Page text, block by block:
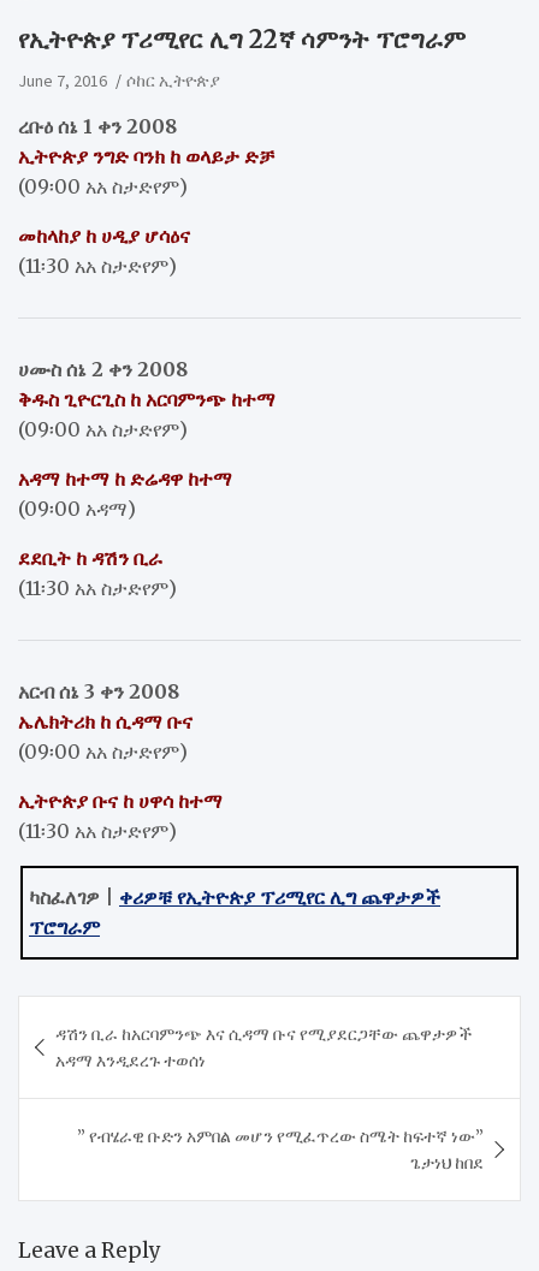
የኢትዮጵያ ፕሪሚየር ሊግ 22ኛ ሳምንት ፕሮግራም
June 7, 2016 ሶከር ኢትዮጵያ
ረቡዕ ሰኔ 1 ቀን 2008
ኢትዮጵያ ንግድ ባንክ ከ ወላይታ ድቻ
(09፡00 አአ ስታድየም)
መከላከያ ከ ሀዲያ ሆሳዕና
(11፡30 አአ ስታድየም)
ሀሙስ ሰኔ 2 ቀን 2008
ቅዱስ ጊዮርጊስ ከ አርባምንጭ ከተማ
(09፡00 አአ ስታድየም)
አዳማ ከተማ ከ ድሬዳዋ ከተማ
(09፡00 አዳማ)
ደደቢት ከ ዳሽን ቢራ
(11፡30 አአ ስታድየም)
አርብ ሰኔ 3 ቀን 2008
ኤሌክትሪክ ከ ሲዳማ ቡና
(09፡00 አአ ስታድየም)
ኢትዮጵያ ቡና ከ ሀዋሳ ከተማ
(11፡30 አአ ስታድየም)
ካስፈለገዎ
ቀሪዎቹ የኢትዮጵያ ፕሪሚየር ሊግ ጨዋታዎች
ፕሮግራም
navigation
ዳሽን ቢራ ከአርባምንጭ እና ሲዳማ ቡና የሚያደርጋቸው ጨዋታዎች
አዳማ እንዲደረጉ ተወሰነ
” የብሄራዊ ቡድን አምበል መሆን የሚፈጥረው ስሜት ከፍተኛ ነው”
ጌታነህ ከበደ
Leave a Reply